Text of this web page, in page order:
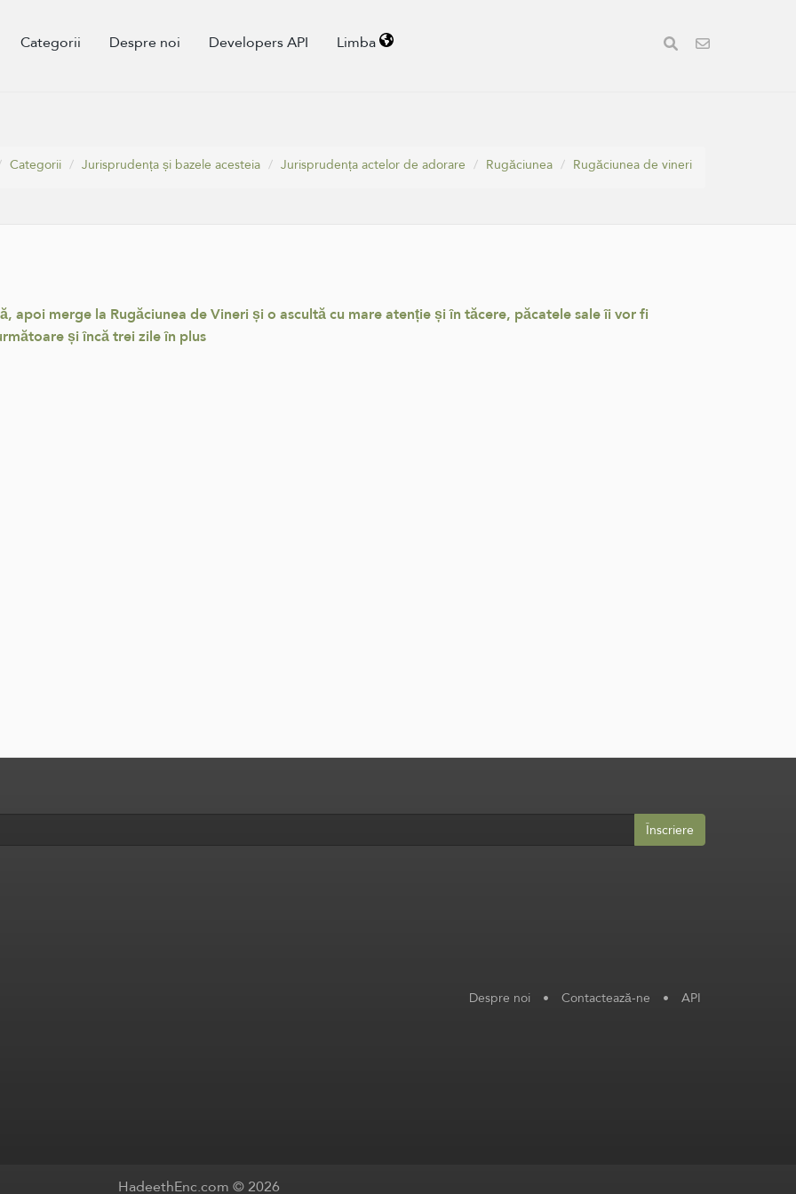
Categorii Despre noi Developers API Limba
Categorii Jurisprudența și bazele acesteia Jurisprudența actelor de adorare Rugăciunea Rugăciunea de vineri
apoi merge la Rugăciunea de Vineri și o ascultă cu mare atenție și în tăcere, păcatele sale îi vor fi
și încă trei zile în plus
Înscriere
Despre noi • Contactează-ne • API
HadeethEnc.com © 2026